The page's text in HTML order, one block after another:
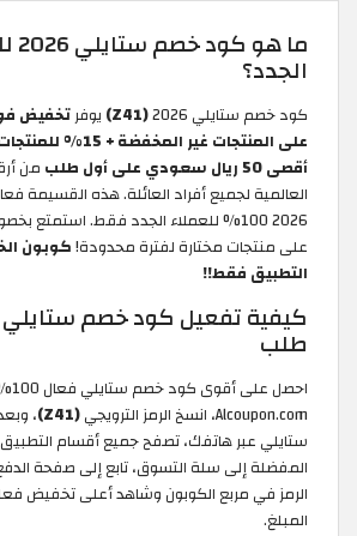
ما
الجدد؟
كود خصم ستايلي 2026 (Z41) يوفر
على المنتجات غير
أقصى 50 ريال سعودي على أول طلب
من
العالمية لجميع أفراد العائلة. هذه القسيمة
على منتجات مختارة لفترة محدودة!كوبون
التطبيق فقط!!
كيفية تفعيل كود خصم
طلب
Alcoupon.com، انسخ الرمز الترويجي
(Z41)
،
ستايلي عبر هاتفك، تصفح جميع أقسام
المفضلة إلى سلة التسوق، تابع إلى صفحة
الرمز في مربع الكوبون وشاهد أعلى تخفيض
المبلغ.